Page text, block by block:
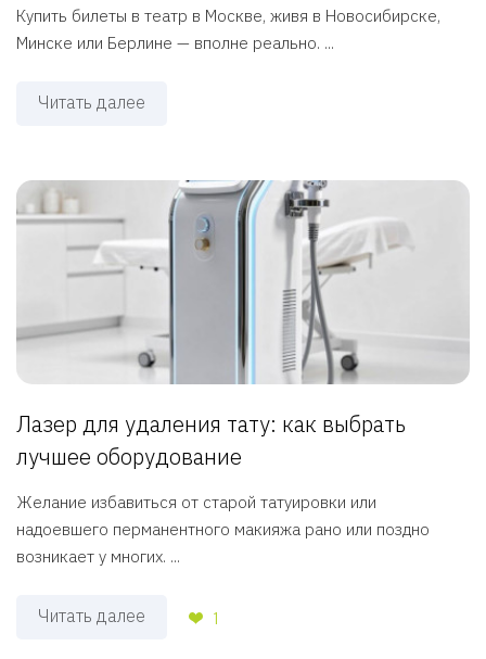
Купить билеты в театр в Москве, живя в Новосибирске,
Минске или Берлине — вполне реально. ...
Читать далее
Лазер для удаления тату: как выбрать
лучшее оборудование
Желание избавиться от старой татуировки или
надоевшего перманентного макияжа рано или поздно
возникает у многих. ...
Читать далее 1